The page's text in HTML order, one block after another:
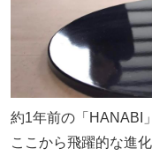
約1年前の「HANABI
ここから飛躍的な進